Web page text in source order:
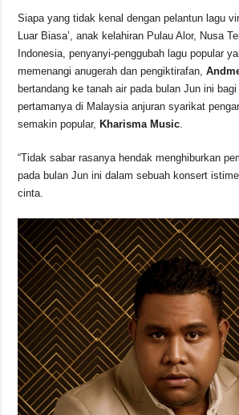
c
e
b
o
o
k
at
s
A
p
p
e
a
d
s
p
y
Li
n
k
ar
e
Siapa yang tidak kenal dengan pelantun lagu
Luar Biasa’, anak kelahiran Pulau Alor, Nusa
Indonesia, penyanyi-penggubah lagu popular
memenangi anugerah dan pengiktirafan,
bertandang ke tanah air pada bulan Jun ini
pertamanya di Malaysia anjuran syarikat
semakin popular, Kharisma Music.
“Tidak sabar rasanya hendak menghiburkan
pada bulan Jun ini dalam sebuah konsert
cinta.